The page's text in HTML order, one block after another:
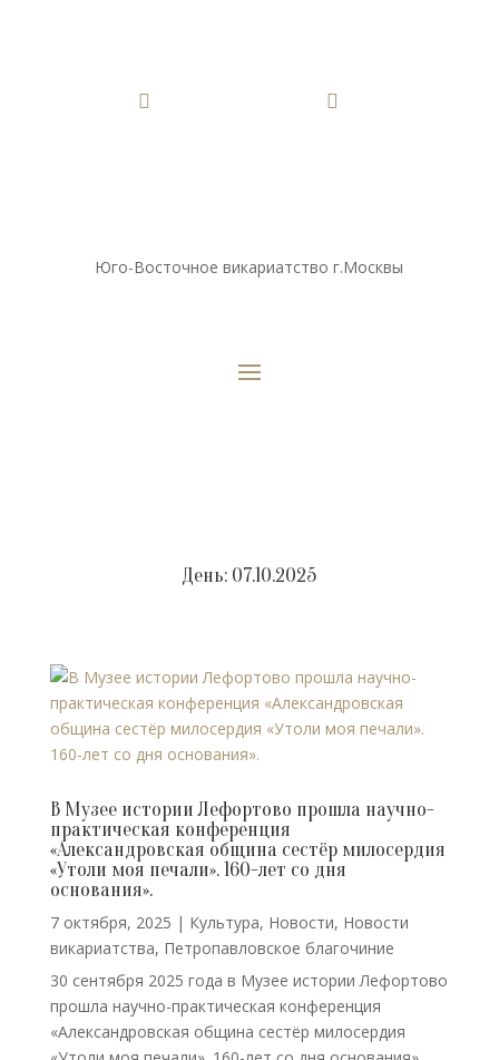
 
Юго-Восточное викариатство г.Москвы
День: 07.10.2025
В Музее истории Лефортово прошла научно-
практическая конференция
«Александровская община сестёр милосердия
«Утоли моя печали». 160-лет со дня
основания».
7 октября, 2025 | Культура, Новости, Новости
викариатства, Петропавловское благочиние
30 сентября 2025 года в Музее истории Лефортово
прошла научно-практическая конференция
«Александровская община сестёр милосердия